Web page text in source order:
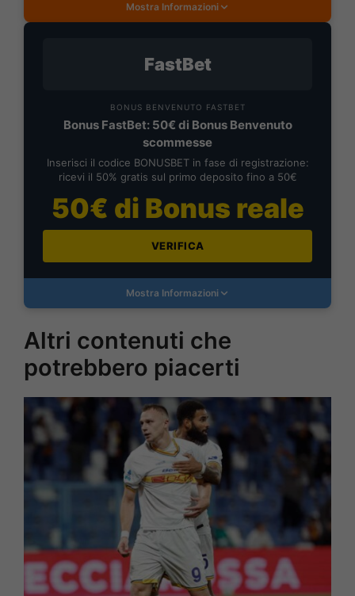
Mostra Informazioni
FastBet
BONUS BENVENUTO FASTBET
Bonus FastBet: 50€ di Bonus Benvenuto
scommesse
Inserisci il codice BONUSBET in fase di registrazione:
ricevi il 50% gratis sul primo deposito fino a 50€
50€ di Bonus reale
VERIFICA
Mostra Informazioni
Altri contenuti che
potrebbero piacerti